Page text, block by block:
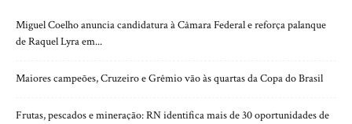
Miguel Coelho anuncia candidatura à Câmara Federal e reforça palanque
de Raquel Lyra em...
Maiores campeões, Cruzeiro e Grêmio vão às quartas da Copa do Brasil
Frutas, pescados e mineração: RN identifica mais de 30 oportunidades de